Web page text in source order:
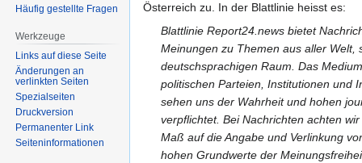
Österreich zu. In der Blattlinie heisst es:
Blattlinie Report24.news bietet
Meinungen zu Themen aus aller Welt,
deutschsprachigen Raum. Das
politischen Parteien, Institutionen und
sehen uns der Wahrheit und hohen
verpflichtet. Bei Nachrichten achten
Maß auf die Angabe und Verlinkung
hohen Grundwerte der
Häufig gestellte Fragen
Werkzeuge
Links auf diese Seite
Änderungen an
verlinkten Seiten
Spezialseiten
Druckversion
Permanenter Link
Seiten­informationen